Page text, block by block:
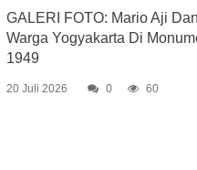
GALERI FOTO: Mario Aji
Warga Yogyakarta Di
1949
20 Juli 2026 0 60